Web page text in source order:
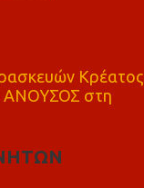
Κρέατος
ΑΝΟΥΣΟΣ στη